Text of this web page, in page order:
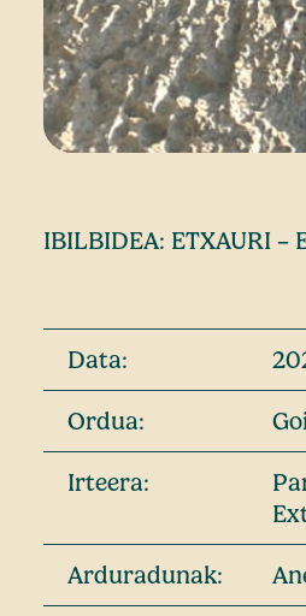
IBILBIDEA: ETXAURI –
Data:
Ordua:
Irteera:
Arduradunak: